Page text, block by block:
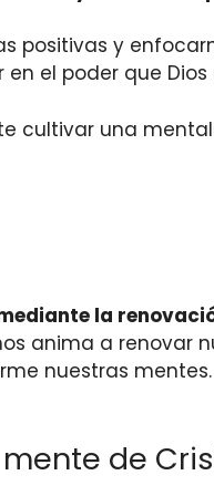
positivas y
el poder que
cultivar una
la
anima a renovar
nuestras
de